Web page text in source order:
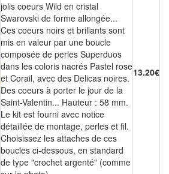
jolis coeurs Wild en cristal
Swarovski de forme allongée...
Ces coeurs noirs et brillants sont
mis en valeur par une boucle
composée de perles Superduos
dans les coloris nacrés Pastel rose
et Corail, avec des Delicas noires.
Des coeurs à porter le jour de la
Saint-Valentin... Hauteur : 58 mm.
Le kit est fourni avec notice
détaillée de montage, perles et fil.
Choisissez les attaches de ces
boucles ci-dessous, en standard
de type "crochet argenté" (comme
13.20€